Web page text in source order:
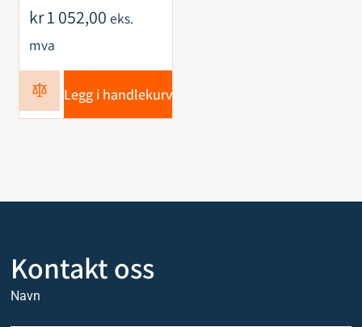
kr1 052,00 eks.
mva
Legg i handlekurv
Kontakt oss
Navn